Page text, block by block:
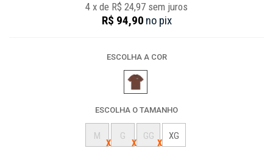
4 x de R$ 24,97 sem juros
R$ 94,90 no pix
ESCOLHA A COR
ESCOLHA O TAMANHO
M G GG XG